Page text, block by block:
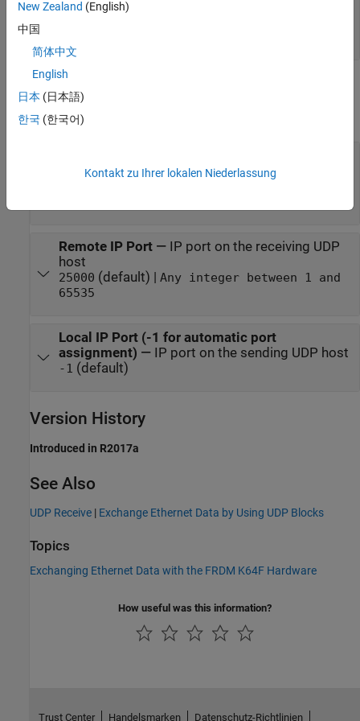
Port_1—Send UDP messages to another UDP
Parameters
expand all
broadcast) —IP address of the receiving UDP
Remote IP Port— IP port on the receiving UDP
host
25000 (default) | Any integer between 1 and
65535
Local IP Port (-1 for automatic port
assignment) — IP port on the sending UDP host
-1 (default)
Version History
Introduced in R2017a
See Also
UDP Receive | Exchange Ethernet Data by Using UDP Blocks
Topics
Exchanging Ethernet Data with the FRDM K64F Hardware
How useful was this information?
New Zealand (English)
中国
简体中文
English
日本 (日本語)
한국 (한국어)
Kontakt zu Ihrer lokalen Niederlassung
Trust Center Handelsmarken Datenschutz-Richtlinien